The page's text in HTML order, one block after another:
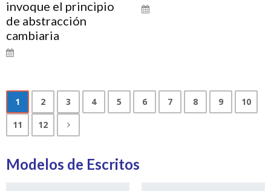
invoque el principio
de abstracción
cambiaria
1 2 3 4 5 6 7 8 9
10
11
12
Modelos de Escritos